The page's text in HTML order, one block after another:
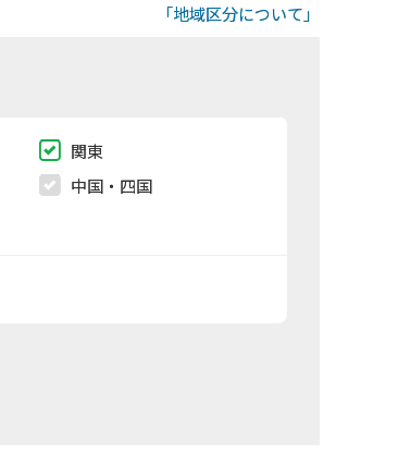
「地域区分について」
関東
中国・四国